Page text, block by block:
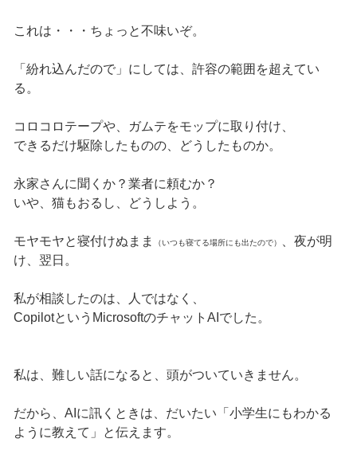
これは・・・ちょっと不味いぞ。
「紛れ込んだので」にしては、許容の範囲を超えてい
る。
コロコロテープや、ガムテをモップに取り付け、
できるだけ駆除したものの、どうしたものか。
永家さんに聞くか？業者に頼むか？
いや、猫もおるし、どうしよう。
モヤモヤと寝付けぬまま （いつも寝てる場所にも出たので）
、夜が明
け、翌日。
私が相談したのは、人ではなく、
CopilotというMicrosoftのチャットAIでした。
私は、難しい話になると、頭がついていきません。
だから、AIに訊くときは、だいたい「小学生にもわかる
ように教えて」と伝えます。